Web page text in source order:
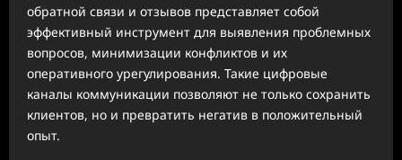
обратной связи и отзывов представляет собой
эффективный инструмент для выявления проблемных
вопросов, минимизации конфликтов и их
оперативного урегулирования. Такие цифровые
каналы коммуникации позволяют не только сохранить
клиентов, но и превратить негатив в положительный
опыт.